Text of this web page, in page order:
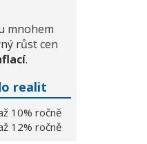
mnohem
růst cen
.
realit
10% ročně
12% ročně